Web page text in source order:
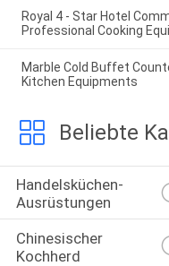
Royal 4 - Star Hotel
Professional Cooking
Marble Cold Buffet
Kitchen Equipments
Beliebte
Handelsküchen-
Ausrüstungen
Chinesischer
Kochherd